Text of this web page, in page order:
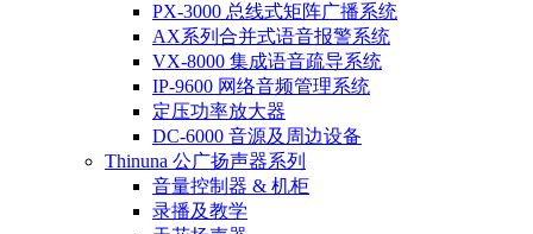
PX-3000 总线式矩阵广播系统
AX系列合并式语音报警系统
VX-8000 集成语音疏导系统
IP-9600 网络音频管理系统
定压功率放大器
DC-6000 音源及周边设备
Thinuna 公广扬声器系列
音量控制器 & 机柜
录播及教学